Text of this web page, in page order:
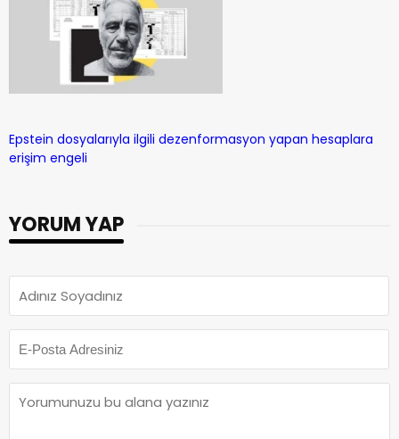
Epstein dosyalarıyla ilgili dezenformasyon yapan hesaplara
erişim engeli
YORUM YAP